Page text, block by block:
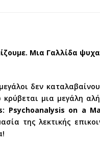
Μια Γαλλίδα
δεν
μια μεγάλη
Psychoanalysis on a
της λεκτικής